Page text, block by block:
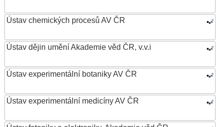
Ústav chemických procesů AV ČR
Ústav dějin umění Akademie věd ČR, v.v.i
Ústav experimentální botaniky AV ČR
Ústav experimentální medicíny AV ČR